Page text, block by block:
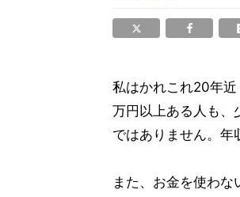
私はかれこれ20年近
万円以上ある人も、
ではありません。年
また、お金を使わ